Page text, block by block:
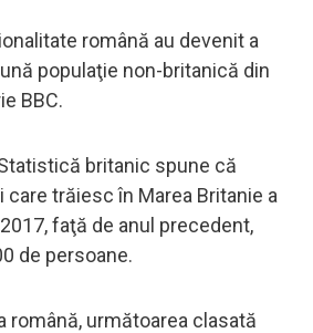
română au devenit a
populaţie non-britanică din
BBC.
britanic spune că
care trăiesc în Marea Britanie a
faţă de anul precedent,
de persoane.
română, următoarea clasată